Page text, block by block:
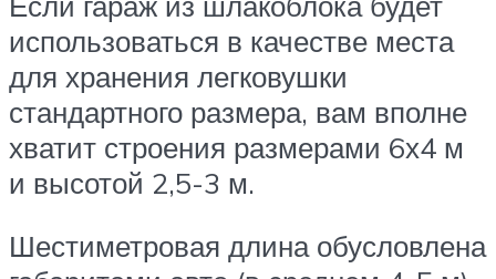
использоваться в качестве места
для хранения легковушки
стандартного размера, вам вполне
хватит строения размерами 6х4 м
и высотой 2,5-3 м.
Шестиметровая длина обусловлена